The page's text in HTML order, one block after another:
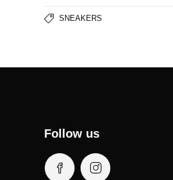
SNEAKERS
Follow us